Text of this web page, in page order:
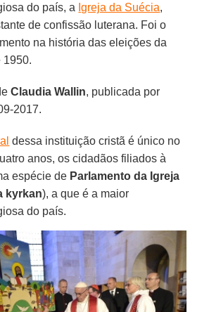
do país, a Igreja da Suécia,
de confissão luterana. Foi o
na história das eleições da
1950.
Claudia Wallin, publicada por
2017.
dessa instituição cristã é único no
anos, os cidadãos filiados à
espécie de Parlamento da Igreja
kyrkan), a que é a maior
do país.